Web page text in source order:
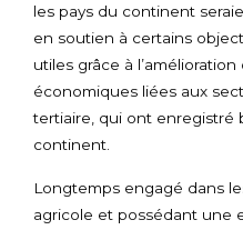
les pays du continent
en soutien à certains
utiles grâce à
économiques liées aux
tertiaire, qui ont enregistré
continent.
Longtemps engagé dans
agricole et possédant une